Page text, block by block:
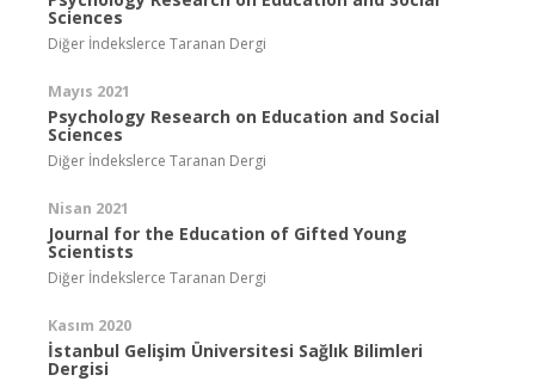
Sciences
Diğer İndekslerce Taranan Dergi
Mayıs 2021
Psychology Research on Education and Social
Sciences
Diğer İndekslerce Taranan Dergi
Nisan 2021
Journal for the Education of Gifted Young
Scientists
Diğer İndekslerce Taranan Dergi
Kasım 2020
İstanbul Gelişim Üniversitesi Sağlık Bilimleri
Dergisi